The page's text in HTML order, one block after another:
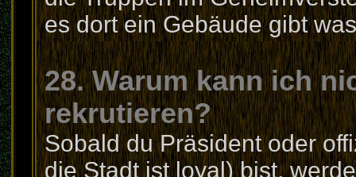
es dort ein Gebäude gibt
28. Warum kann ich
rekrutieren?
Sobald du Präsident oder
die Stadt ist loyal) bist,